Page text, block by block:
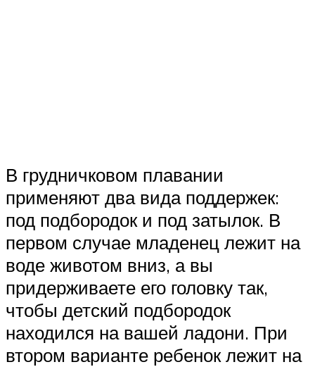
В грудничковом плавании
применяют два вида поддержек:
под подбородок и под затылок. В
первом случае младенец лежит на
воде животом вниз, а вы
придерживаете его головку так,
чтобы детский подбородок
находился на вашей ладони. При
втором варианте ребенок лежит на